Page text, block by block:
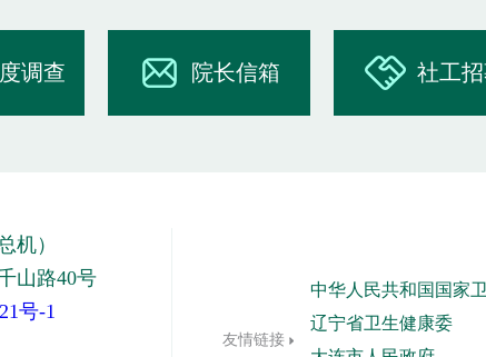
调查 院长信箱 社工
机）
山路40号
号-1
友情链接
中华人民共和国国家
辽宁省卫生健康委